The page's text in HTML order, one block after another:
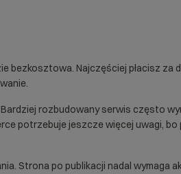
bezkosztowa. Najczęściej płacisz za
rozbudowany serwis często
potrzebuje jeszcze więcej uwagi,
Strona po publikacji nadal wymaga